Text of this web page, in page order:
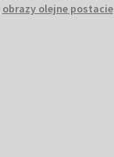
obrazy olejne postacie